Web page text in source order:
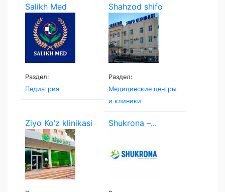
Salikh Med
Раздел:
Педиатрия
Shahzod shifo
klinikasi
Раздел:
Медицинские центры
и клиники
Ziyo Ko’z klinikasi Shukrona –...